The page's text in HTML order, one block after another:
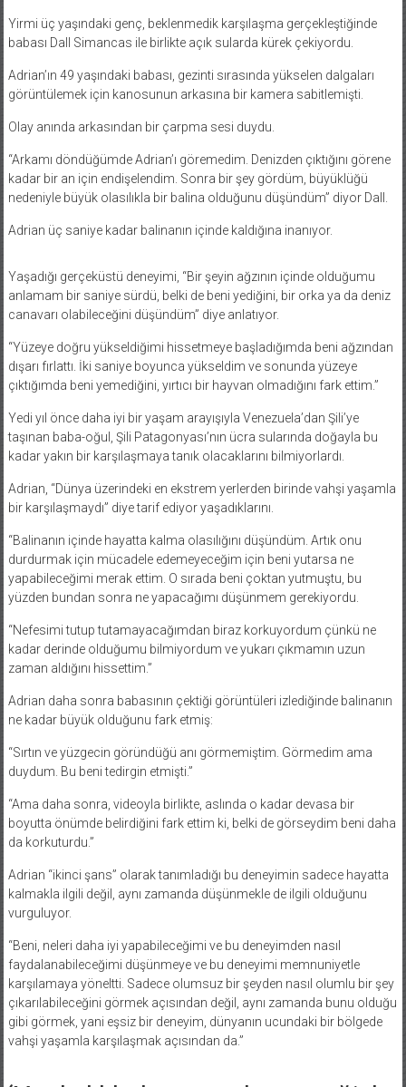
Yirmi üç yaşındaki genç, beklenmedik karşılaşma gerçekleştiğinde
babası Dall Simancas ile birlikte açık sularda kürek çekiyordu.
Adrian’ın 49 yaşındaki babası, gezinti sırasında yükselen dalgaları
görüntülemek için kanosunun arkasına bir kamera sabitlemişti.
Olay anında arkasından bir çarpma sesi duydu.
“Arkamı döndüğümde Adrian’ı göremedim. Denizden çıktığını görene
kadar bir an için endişelendim. Sonra bir şey gördüm, büyüklüğü
nedeniyle büyük olasılıkla bir balina olduğunu düşündüm” diyor Dall.
Adrian üç saniye kadar balinanın içinde kaldığına inanıyor.
Yaşadığı gerçeküstü deneyimi, “Bir şeyin ağzının içinde olduğumu
anlamam bir saniye sürdü, belki de beni yediğini, bir orka ya da deniz
canavarı olabileceğini düşündüm” diye anlatıyor.
“Yüzeye doğru yükseldiğimi hissetmeye başladığımda beni ağzından
dışarı fırlattı. İki saniye boyunca yükseldim ve sonunda yüzeye
çıktığımda beni yemediğini, yırtıcı bir hayvan olmadığını fark ettim.”
Yedi yıl önce daha iyi bir yaşam arayışıyla Venezuela’dan Şili’ye
taşınan baba-oğul, Şili Patagonyası’nın ücra sularında doğayla bu
kadar yakın bir karşılaşmaya tanık olacaklarını bilmiyorlardı.
Adrian, “Dünya üzerindeki en ekstrem yerlerden birinde vahşi yaşamla
bir karşılaşmaydı” diye tarif ediyor yaşadıklarını.
“Balinanın içinde hayatta kalma olasılığını düşündüm. Artık onu
durdurmak için mücadele edemeyeceğim için beni yutarsa ne
yapabileceğimi merak ettim. O sırada beni çoktan yutmuştu, bu
yüzden bundan sonra ne yapacağımı düşünmem gerekiyordu.
“Nefesimi tutup tutamayacağımdan biraz korkuyordum çünkü ne
kadar derinde olduğumu bilmiyordum ve yukarı çıkmamın uzun
zaman aldığını hissettim.”
Adrian daha sonra babasının çektiği görüntüleri izlediğinde balinanın
ne kadar büyük olduğunu fark etmiş:
“Sırtın ve yüzgecin göründüğü anı görmemiştim. Görmedim ama
duydum. Bu beni tedirgin etmişti.”
“Ama daha sonra, videoyla birlikte, aslında o kadar devasa bir
boyutta önümde belirdiğini fark ettim ki, belki de görseydim beni daha
da korkuturdu.”
Adrian “ikinci şans” olarak tanımladığı bu deneyimin sadece hayatta
kalmakla ilgili değil, aynı zamanda düşünmekle de ilgili olduğunu
vurguluyor.
“Beni, neleri daha iyi yapabileceğimi ve bu deneyimden nasıl
faydalanabileceğimi düşünmeye ve bu deneyimi memnuniyetle
karşılamaya yöneltti. Sadece olumsuz bir şeyden nasıl olumlu bir şey
çıkarılabileceğini görmek açısından değil, aynı zamanda bunu olduğu
gibi görmek, yani eşsiz bir deneyim, dünyanın ucundaki bir bölgede
vahşi yaşamla karşılaşmak açısından da.”